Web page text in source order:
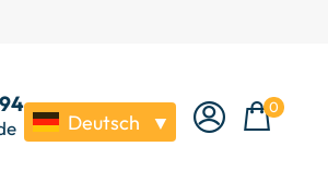
Deutsch ▼
0